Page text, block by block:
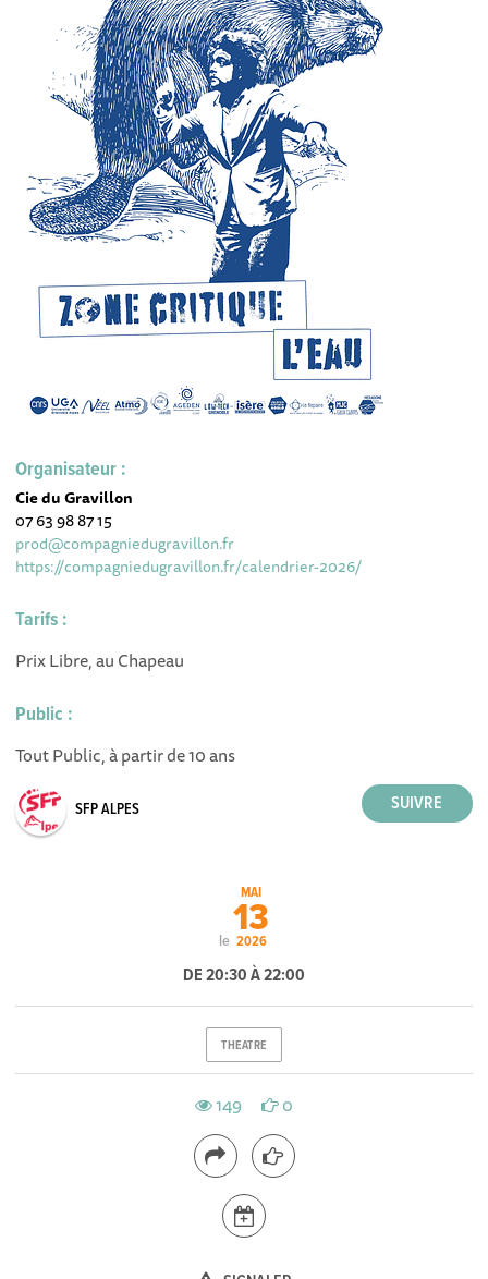
Organisateur :
Cie du Gravillon
07 63 98 87 15
prod@compagniedugravillon.fr
https://compagniedugravillon.fr/calendrier-2026/
Tarifs :
Prix Libre, au Chapeau
Public :
Tout Public, à partir de 10 ans
SFP ALPES
le
MAI
13
2026
DE 20:30 À 22:00
THEATRE
149 0